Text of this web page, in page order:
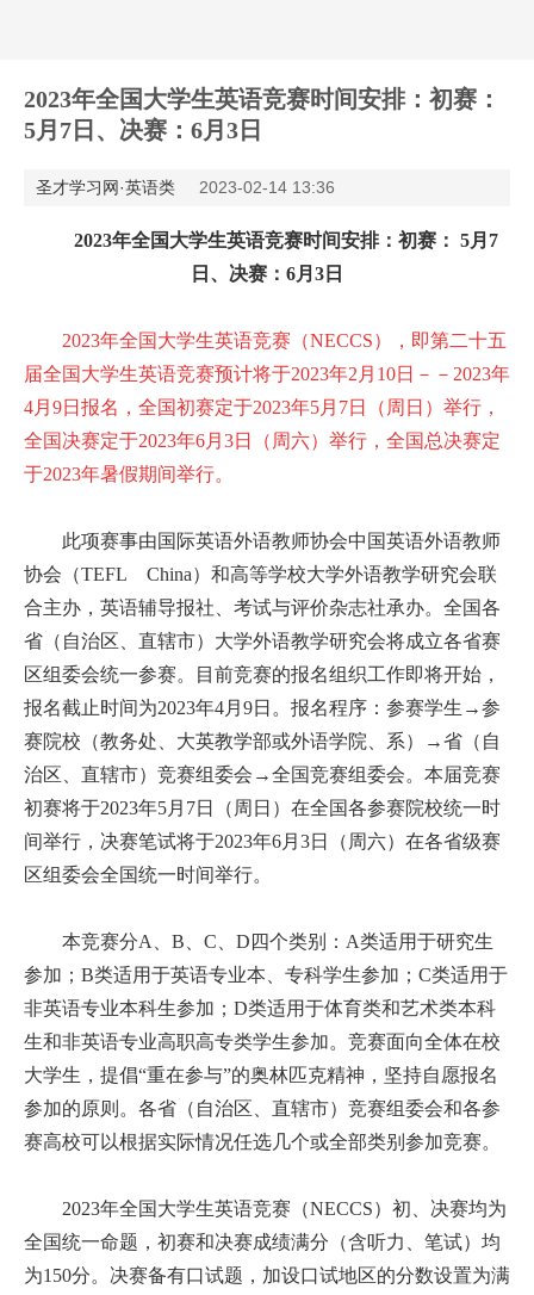
2023年全国大学生英语竞赛时间安排：初赛：
5月7日、决赛：6月3日
圣才学习网·英语类 2023-02-14 13:36
2023年全国大学生英语竞赛时间安排：初赛： 5月7
日、决赛：6月3日
2023年全国大学生英语竞赛（NECCS），即第二十五
届全国大学生英语竞赛预计将于2023年2月10日－－2023年
4月9日报名，全国初赛定于2023年5月7日（周日）举行，
全国决赛定于2023年6月3日（周六）举行，全国总决赛定
于2023年暑假期间举行。
此项赛事由国际英语外语教师协会中国英语外语教师
协会（TEFL China）和高等学校大学外语教学研究会联
合主办，英语辅导报社、考试与评价杂志社承办。全国各
省（自治区、直辖市）大学外语教学研究会将成立各省赛
区组委会统一参赛。目前竞赛的报名组织工作即将开始，
报名截止时间为2023年4月9日。报名程序：参赛学生→参
赛院校（教务处、大英教学部或外语学院、系）→省（自
治区、直辖市）竞赛组委会→全国竞赛组委会。本届竞赛
初赛将于2023年5月7日（周日）在全国各参赛院校统一时
间举行，决赛笔试将于2023年6月3日（周六）在各省级赛
区组委会全国统一时间举行。
本竞赛分A、B、C、D四个类别：A类适用于研究生
参加；B类适用于英语专业本、专科学生参加；C类适用于
非英语专业本科生参加；D类适用于体育类和艺术类本科
生和非英语专业高职高专类学生参加。竞赛面向全体在校
大学生，提倡“重在参与”的奥林匹克精神，坚持自愿报名
参加的原则。各省（自治区、直辖市）竞赛组委会和各参
赛高校可以根据实际情况任选几个或全部类别参加竞赛。
2023年全国大学生英语竞赛（NECCS）初、决赛均为
全国统一命题，初赛和决赛成绩满分（含听力、笔试）均
为150分。决赛备有口试题，加设口试地区的分数设置为满